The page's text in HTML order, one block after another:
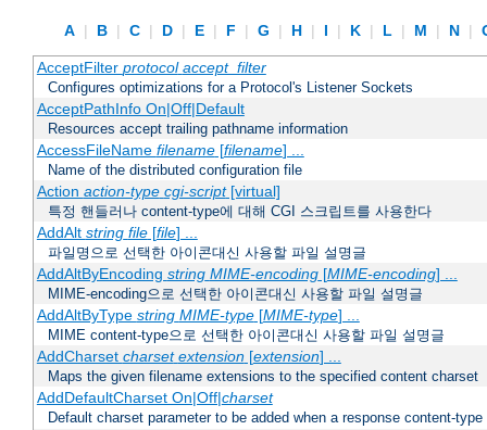
A | B | C | D | E | F | G | H | I | K | L | M | N |
AcceptFilter protocol accept_filter
Configures optimizations for a Protocol's Listener Sockets
AcceptPathInfo On|Off|Default
Resources accept trailing pathname information
AccessFileName filename[filename] ...
Name of the distributed configuration file
Action action-type cgi-script[virtual]
특정 핸들러나 content-type에 대해 CGI 스크립트를 사용한다
AddAlt string file[file] ...
파일명으로 선택한 아이콘대신 사용할 파일 설명글
AddAltByEncoding string MIME-encoding[MIME-encoding] ...
MIME-encoding으로 선택한 아이콘대신 사용할 파일 설명글
AddAltByType string MIME-type[MIME-type] ...
MIME content-type으로 선택한 아이콘대신 사용할 파일 설명글
AddCharset charset extension[extension] ...
Maps the given filename extensions to the specified content charset
AddDefaultCharset On|Off|charset
Default charset parameter to be added when a response content-